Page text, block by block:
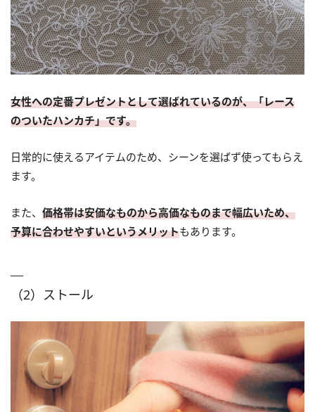
女性への定番プレゼントとして選ばれているのが、「レース
のついたハンカチ」です。
日常的に使えるアイテムのため、シーンを選ばず使ってもらえ
ます。
また、 価格帯は安価なものから高価なものまで幅広いため、
予算に合わせやすいというメリットもあります。
（2）ストール